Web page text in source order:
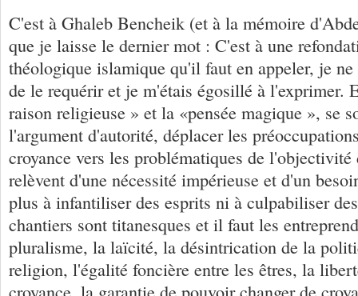
C'est à Ghaleb Bencheik (et à la mémoire
que je laisse le dernier mot : C'est à une
théologique islamique qu'il faut en appeler, je
de le requérir et je m'étais égosillé à l'exprimer.
raison religieuse » et la «pensée magique », se
l'argument d'autorité, déplacer les
croyance vers les problématiques de l'objectivité
relèvent d'une nécessité impérieuse et d'un
plus à infantiliser des esprits ni à culpabiliser
chantiers sont titanesques et il faut les
pluralisme, la laïcité, la désintrication de la
religion, l'égalité foncière entre les êtres, la
croyance, la garantie de pouvoir changer de